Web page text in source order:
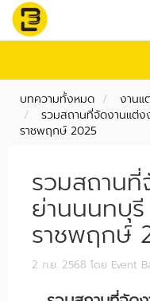
บทความทั้งหมด
งานแ
รวมสถานที่จัดงานแต่
ราชพฤกษ์ 2025
รวมสถาน
ย่านนนทบุ
ราชพฤกษ์
2 ก.ย. 2568 โดย Event